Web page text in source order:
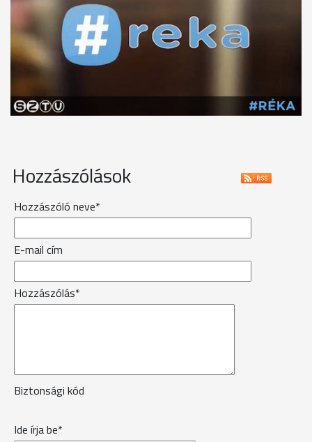
Hozzászólások
Hozzászóló neve*
E-mail cím
Hozzászólás*
Biztonsági kód
Ide írja be*